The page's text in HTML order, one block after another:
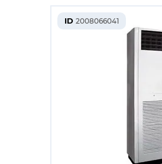
ID 2008066041